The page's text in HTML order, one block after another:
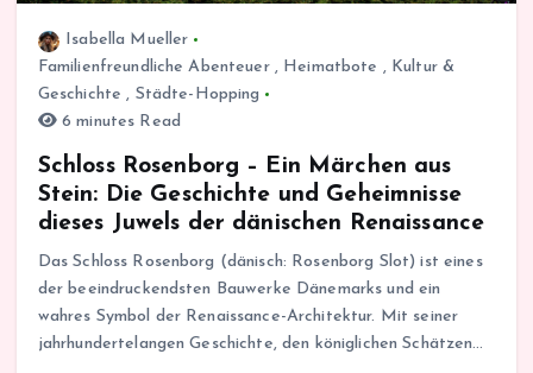
Isabella Mueller
Familienfreundliche Abenteuer, Heimatbote , Kultur &
Geschichte , Städte-Hopping
6 minutes Read
Schloss Rosenborg – Ein Märchen aus
Stein: Die Geschichte und Geheimnisse
dieses Juwels der dänischen Renaissance
Das Schloss Rosenborg (dänisch: Rosenborg Slot) ist eines
der beeindruckendsten Bauwerke Dänemarks und ein
wahres Symbol der Renaissance-Architektur. Mit seiner
jahrhundertelangen Geschichte, den königlichen Schätzen…